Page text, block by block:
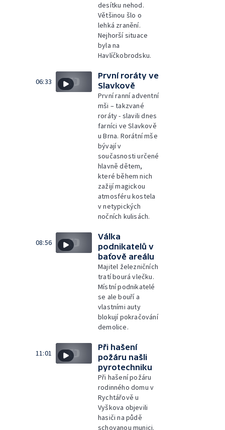
desítku nehod.
Většinou šlo o
lehká zranění.
Nejhorší situace
byla na
Havlíčkobrodsku.
06:33
První roráty ve
Slavkově
První ranní adventní
mši – takzvané
roráty - slavili dnes
farníci ve Slavkově
u Brna. Rorátní mše
bývají v
současnosti určené
hlavně dětem,
které během nich
zažijí magickou
atmosféru kostela
v netypických
nočních kulisách.
08:56
Válka
podnikatelů v
baťově areálu
Majitel železničních
tratí bourá vlečku.
Místní podnikatelé
se ale bouří a
vlastními auty
blokují pokračování
demolice.
11:01
Při hašení
požáru našli
pyrotechniku
Při hašení požáru
rodinného domu v
Rychtářově u
Vyškova objevili
hasiči na půdě
schovanou munici.